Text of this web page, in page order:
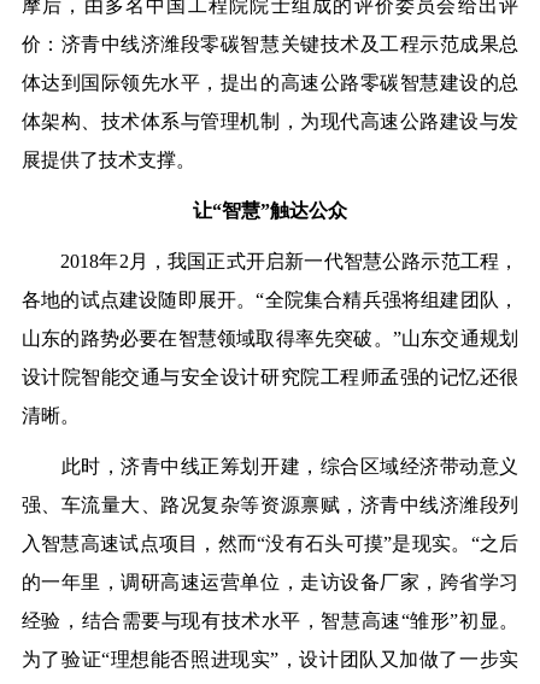
摩后，由多名中国工程院院士组成的评价委员会给出评
价：济青中线济潍段零碳智慧关键技术及工程示范成果总
体达到国际领先水平，提出的高速公路零碳智慧建设的总
体架构、技术体系与管理机制，为现代高速公路建设与发
展提供了技术支撑。
让“智慧”触达公众
2018年2月，我国正式开启新一代智慧公路示范工程，
各地的试点建设随即展开。“全院集合精兵强将组建团队，
山东的路势必要在智慧领域取得率先突破。”山东交通规划
设计院智能交通与安全设计研究院工程师孟强的记忆还很
清晰。
此时，济青中线正筹划开建，综合区域经济带动意义
强、车流量大、路况复杂等资源禀赋，济青中线济潍段列
入智慧高速试点项目，然而“没有石头可摸”是现实。“之后
的一年里，调研高速运营单位，走访设备厂家，跨省学习
经验，结合需要与现有技术水平，智慧高速“雏形”初显。
为了验证“理想能否照进现实”，设计团队又加做了一步实